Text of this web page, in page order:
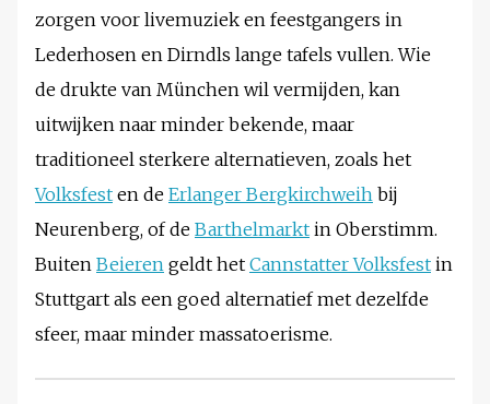
zorgen voor livemuziek en feestgangers in
Lederhosen en Dirndls lange tafels vullen. Wie
de drukte van München wil vermijden, kan
uitwijken naar minder bekende, maar
traditioneel sterkere alternatieven, zoals het
Volksfest en de Erlanger Bergkirchweih bij
Neurenberg, of de Barthelmarkt in Oberstimm.
Buiten Beieren geldt het Cannstatter Volksfest in
Stuttgart als een goed alternatief met dezelfde
sfeer, maar minder massatoerisme.